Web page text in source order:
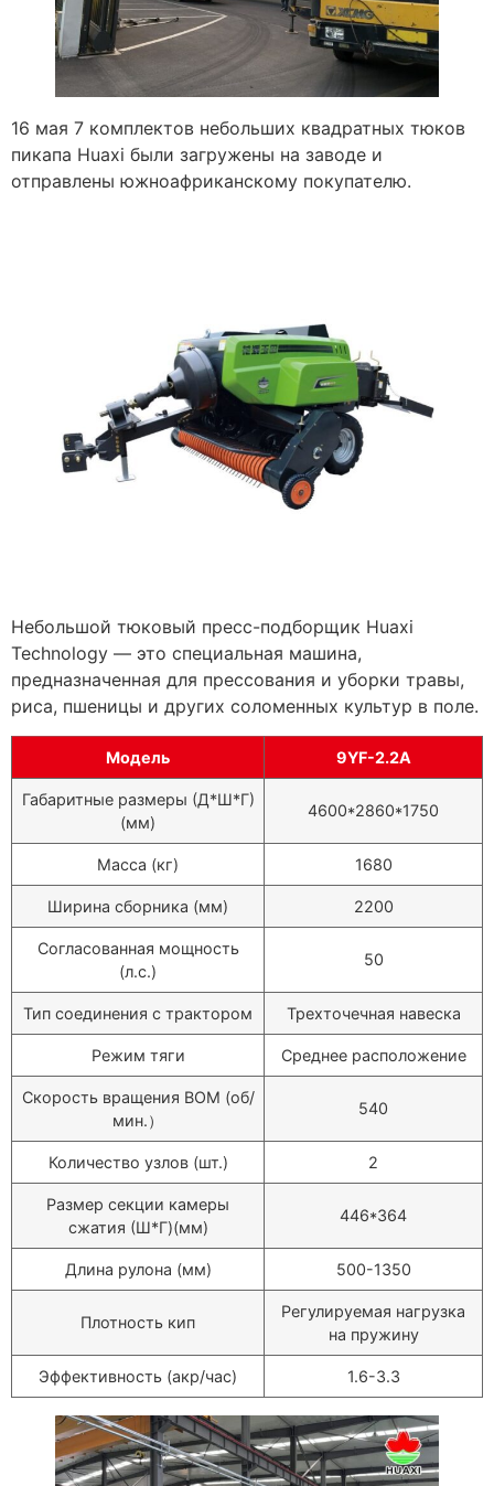
16 мая 7 комплектов небольших квадратных тюков
пикапа Huaxi были загружены на заводе и
отправлены южноафриканскому покупателю.
Небольшой тюковый пресс-подборщик Huaxi
Technology — это специальная машина,
предназначенная для прессования и уборки травы,
риса, пшеницы и других соломенных культур в поле.
Модель 9YF-2.2A
Габаритные размеры (Д*Ш*Г)
(мм)
4600*2860*1750
Масса (кг) 1680
Ширина сборника (мм) 2200
Согласованная мощность
(л.с.)
50
Тип соединения с трактором Трехточечная навеска
Режим тяги Среднее расположение
Скорость вращения ВОМ (об/
мин.）
540
Количество узлов (шт.) 2
Размер секции камеры
сжатия (Ш*Г)(мм)
446*364
Длина рулона (мм) 500-1350
Плотность кип
Регулируемая нагрузка
на пружину
Эффективность (акр/час) 1.6-3.3